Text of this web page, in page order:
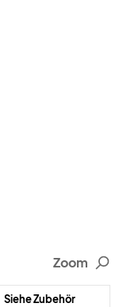
Zoom
Siehe Zubehör